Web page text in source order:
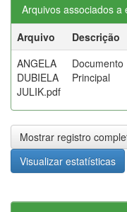
Arquivos associados a
Arquivo
Descrição
ANGELA
DUBIELA
JULIK.pdf
Documento
Principal
Mostrar registro
Visualizar estatísticas